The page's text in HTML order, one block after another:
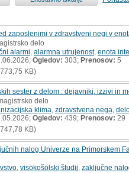
zaposlenimi v zdravstveni negi v
delo
alarmi alarmna utrujenost, enota
Ogledov: 303; Prenosov: 5
KB)
sester z delom : dejavniki, izzivi in
delo
klima zdravstvena nega
Ogledov: 439; Prenosov: 29
KB)
nalog Univerze na Primorskem
visokošolski študij zaključne